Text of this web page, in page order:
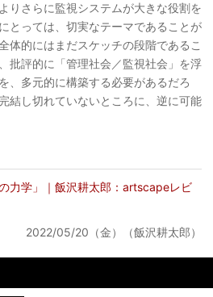
りさらに監視システムが大きな役割を
とっては、切実なテーマであることが
体的にはまだスケッチの段階であるこ
批評的に「管理社会／監視社会」を浮
、多元的に構築する必要があるだろ
結し切れていないところに、逆に可能
力学」｜飯沢耕太郎：artscapeレビ
2022/05/20（金）（飯沢耕太郎）